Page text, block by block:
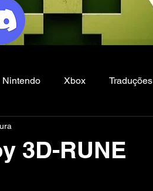
Nintendo Xbox Traduções
3D-RUNE